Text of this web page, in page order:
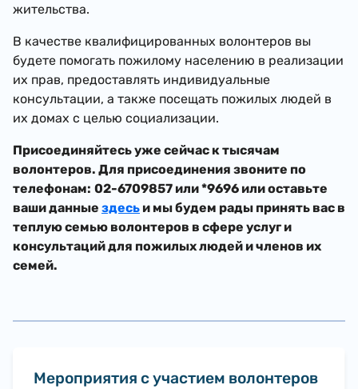
жительства.
В качестве квалифицированных волонтеров вы
будете помогать пожилому населению в реализации
их прав, предоставлять индивидуальные
консультации, а также посещать пожилых людей в
их домах с целью социализации.
Присоединяйтесь уже сейчас к тысячам
волонтеров. Для присоединения звоните по
телефонам: 02-6709857 или *9696 или оставьте
ваши данные здесь и мы будем рады принять вас в
теплую семью волонтеров в сфере услуг и
консультаций для пожилых людей и членов их
семей.
Мероприятия с участием волонтеров